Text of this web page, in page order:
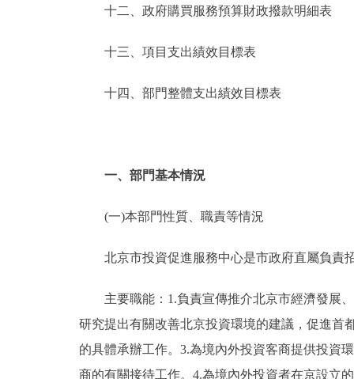
十二、政府購買服務預算財政撥款明細表
十三、項目支出績效目標表
十四、部門整體支出績效目標表
一、部門基本情況
(一)本部門性質、職責等情況
北京市投資促進服務中心是市政府直屬負責
主要職能：1.負責宣傳推介北京市經濟發展、
研究提出有關改善北京投資環境的建議，促進首
的具體承辦工作。3.為境內外投資客商提供投資
商的有關接待工作。4.為境內外投資者在京設立